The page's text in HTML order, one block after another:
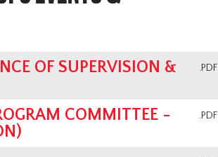
.PDF
OF SUPERVISION &
.PDF
COMMITTEE -